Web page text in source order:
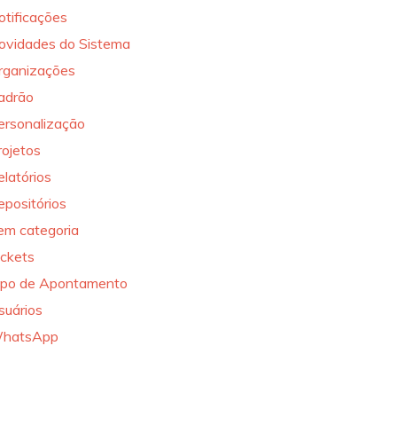
do Sistema
categoria
de Apontamento